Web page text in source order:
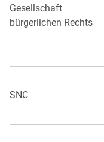
Gesellschaft
bürgerlichen Rechts
SNC